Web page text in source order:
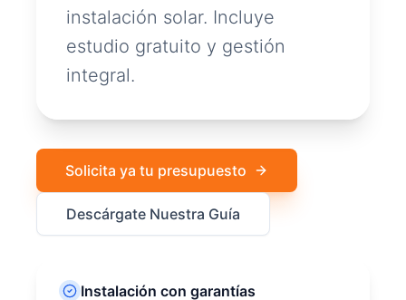
instalación solar. Incluye
estudio gratuito y gestión
integral.
Solicita ya tu presupuesto
Descárgate Nuestra Guía
Instalación con garantías